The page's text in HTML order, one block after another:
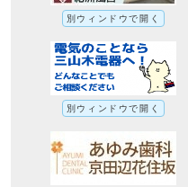
別ウィンドウで開く
別ウィンドウで開く